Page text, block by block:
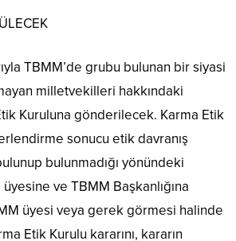
TBMM’de grubu bulunan bir siyasi
milletvekilleri hakkındaki
Kuruluna gönderilecek. Karma Etik
sonucu etik davranış
bulunmadığı yönündeki
ve TBMM Başkanlığına
üyesi veya gerek görmesi halinde
Etik Kurulu kararını, kararın